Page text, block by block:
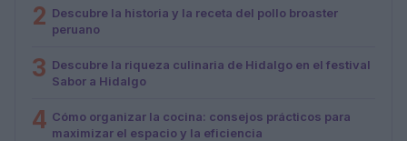
2 Descubre la historia y la receta del pollo broaster
peruano
3 Descubre la riqueza culinaria de Hidalgo en el festival
Sabor a Hidalgo
4 Cómo organizar la cocina: consejos prácticos para
maximizar el espacio y la eficiencia